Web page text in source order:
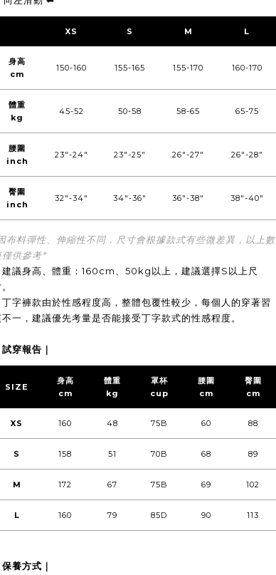
XS S M L
身高
cm
150-160 155-165 155-170 160-170
體重
kg
45-52 50-58 58-65 65-75
腰圍
inch
23"-24" 23"-25" 26"-27" 26"-28"
臀圍
inch
32"-34" 34"-36" 36"-38" 38"-40"
布料彈性、伸縮性不同，尺寸會根據款式有些微差異，以上數
僅供參考*
建議身高、體重：160cm、50kg以上，建議選擇S以上尺
丁字褲款由於性感程度高，整體包覆性較少，每個人的穿著習
一，建議優先考量是否能接受丁字款式的性感程度。
試穿報告｜
SIZE
身高
cm
體重
kg
罩杯
cup
腰圍
cm
臀圍
cm
XS 160 48 75B 60 88
S 158 51 70B 68 89
M 172 67 75B 69 102
L 160 79 85D 90 113
保養方式｜